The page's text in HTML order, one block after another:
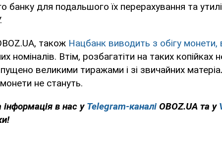
банку для подальшого їх перерахування та
також Нацбанк виводить з обігу монети,
номіналів. Втім, розбагатіти на таких копійках
великими тиражами і зі звичайних
не стануть.
в нас у Telegram-каналі OBOZ.UA та у